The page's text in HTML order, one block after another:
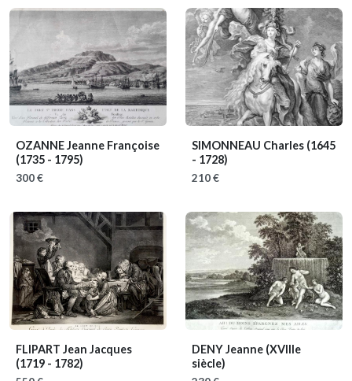
OZANNE Jeanne Françoise
(1735 - 1795)
300 €
SIMONNEAU Charles (1645
- 1728)
210 €
FLIPART Jean Jacques
(1719 - 1782)
DENY Jeanne (XVIIIe
siècle)